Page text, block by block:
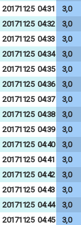
20171125 04:31 3,0
20171125 04:32 3,0
20171125 04:33 3,0
20171125 04:34 3,0
20171125 04:35 3,0
20171125 04:36 3,0
20171125 04:37 3,0
20171125 04:38 3,0
20171125 04:39 3,0
20171125 04:40 3,0
20171125 04:41 3,0
20171125 04:42 3,0
20171125 04:43 3,0
20171125 04:44 3,0
20171125 04:45 3,0